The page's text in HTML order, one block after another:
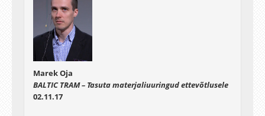
Marek Oja
BALTIC TRAM – Tasuta materjaliuuringud ettevõtlusele
02.11.17